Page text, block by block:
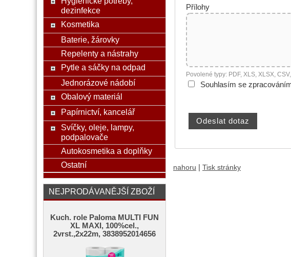
Přílohy
Povolené typy: PDF, XLS, XLSX,
Souhlasím se
nahoru Tisk stránky
dezinfekce
Kosmetika
Baterie, žárovky
Repelenty a nástrahy
Pytle a sáčky na odpad
Jednorázové nádobí
Obalový materiál
Papírnictví, kancelář
Svíčky, oleje, lampy,
podpalovače
Autokosmetika a doplňky
Ostatní
NEJPRODÁVANĚJŠÍ ZBOŽÍ
Kuch. role Paloma MULTI FUN
XL MAXI, 100%cel.,
2vrst.,2x22m, 3838952014656